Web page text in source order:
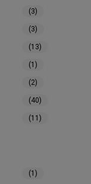
(3)
(3)
(13)
(1)
(2)
(40)
(11)
(1)